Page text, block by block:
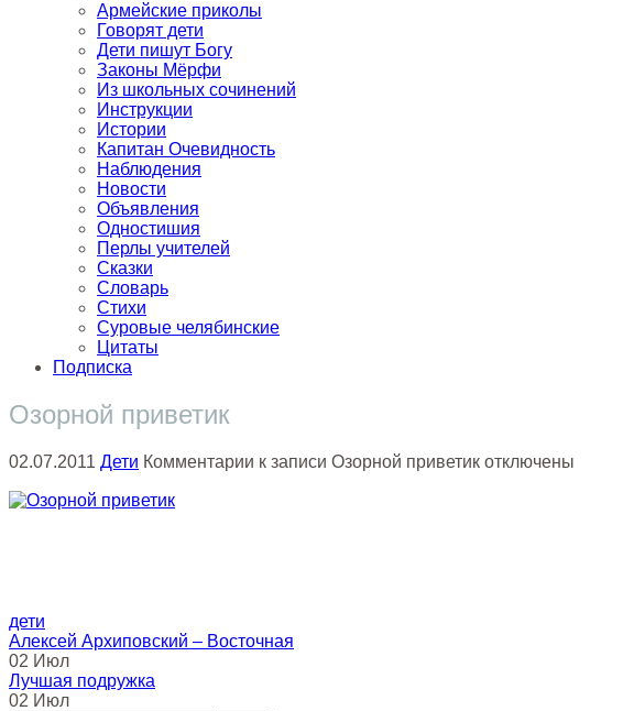
Армейские приколы
Говорят дети
Дети пишут Богу
Законы Мёрфи
Из школьных сочинений
Инструкции
Истории
Капитан Очевидность
Наблюдения
Новости
Объявления
Одностишия
Перлы учителей
Сказки
Словарь
Стихи
Суровые челябинские
Цитаты
Подписка
Озорной приветик
02.07.2011 Дети Комментарии к записи Озорной приветик отключены
дети
Алексей Архиповский – Восточная
02 Июл
Лучшая подружка
02 Июл